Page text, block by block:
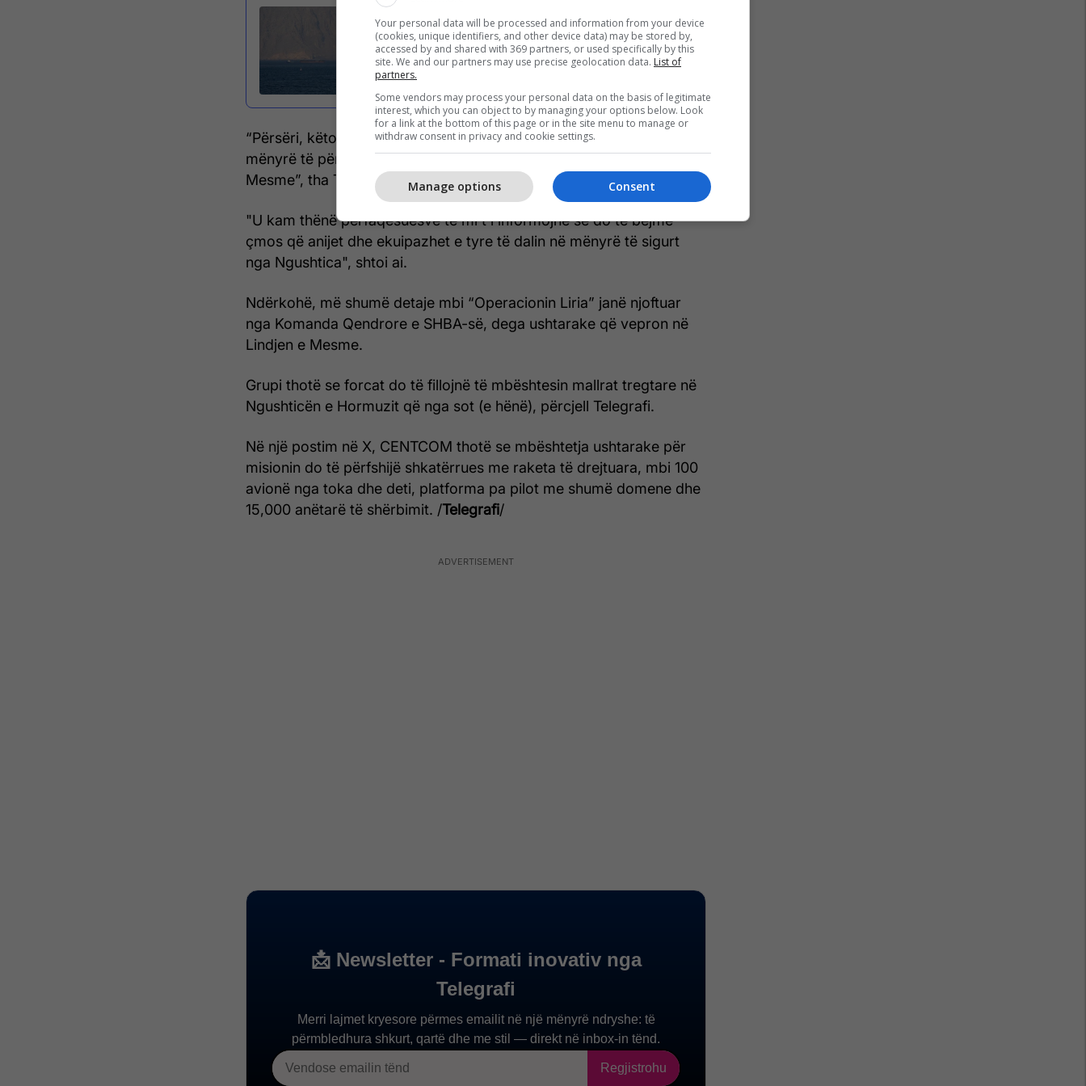
Ushtria Amerikane do të përdorë 15,000
trupa në "Operacionin Liria" në
“Përsëri, këto janë anije nga zona të botës që nuk janë në asnjë
mënyrë të përfshira në atë që po ndodh aktualisht në Lindjen e
Mesme”, tha Trump.
"U kam thënë përfaqësuesve të mi t'i informojnë se do të bëjmë
çmos që anijet dhe ekuipazhet e tyre të dalin në mënyrë të sigurt
nga Ngushtica", shtoi ai.
Ndërkohë, më shumë detaje mbi “Operacionin Liria” janë njoftuar
nga Komanda Qendrore e SHBA-së, dega ushtarake që vepron në
Lindjen e Mesme.
Grupi thotë se forcat do të fillojnë të mbështesin mallrat tregtare në
Ngushticën e Hormuzit që nga sot (e hënë), përcjell Telegrafi.
Në një postim në X, CENTCOM thotë se mbështetja ushtarake për
misionin do të përfshijë shkatërrues me raketa të drejtuara, mbi 100
avionë nga toka dhe deti, platforma pa pilot me shumë domene dhe
15,000 anëtarë të shërbimit. /Telegrafi/
Your personal data will be processed and information from your device
(cookies, unique identifiers, and other device data) may be stored by,
accessed by and shared with 369 partners, or used specifically by this
site. We and our partners may use precise geolocation data. List of
partners.
Some vendors may process your personal data on the basis of legitimate
interest, which you can object to by managing your options below. Look
for a link at the bottom of this page or in the site menu to manage or
withdraw consent in privacy and cookie settings.
Consent
Manage options